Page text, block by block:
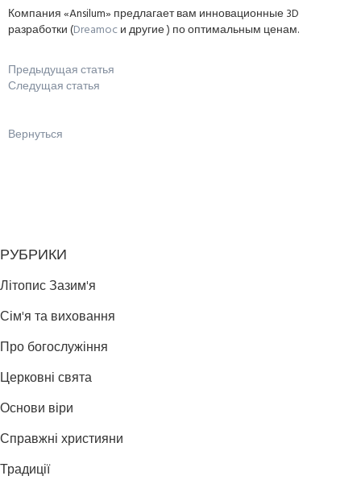
Компания «Ansilum» предлагает вам инновационные 3D
разработки (Dreamocи другие ) по оптимальным ценам.
Предыдущая статья
Следущая статья
Вернуться
РУБРИКИ
Літопис Зазим'я
Сім'я та виховання
Про богослужіння
Церковні свята
Основи віри
Справжні християни
Традиції